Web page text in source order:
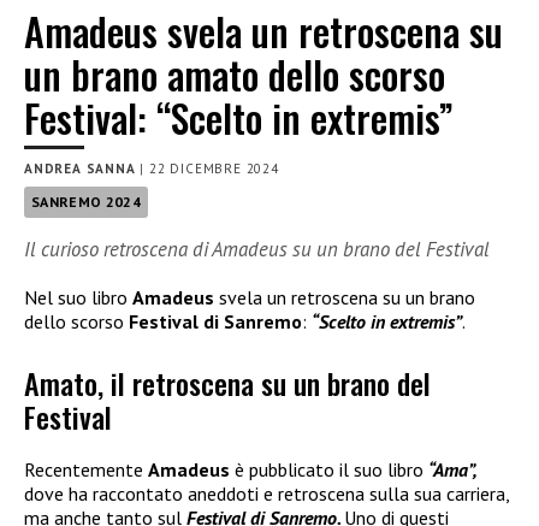
Amadeus svela un retroscena su
un brano amato dello scorso
Festival: “Scelto in extremis”
ANDREA SANNA | 22 DICEMBRE 2024
SANREMO 2024
Il curioso retroscena di Amadeus su un brano del Festival
Nel suo libro Amadeus svela un retroscena su un brano
dello scorso Festival di Sanremo: “Scelto in extremis”.
Amato, il retroscena su un brano del
Festival
Recentemente Amadeus è pubblicato il suo libro “Ama”,
dove ha raccontato aneddoti e retroscena sulla sua carriera,
ma anche tanto sul Festival di Sanremo. Uno di questi